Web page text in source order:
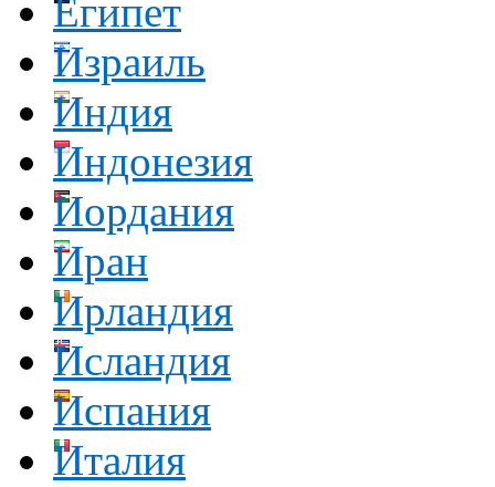
Египет
Израиль
Индия
Индонезия
Иордания
Иран
Ирландия
Исландия
Испания
Италия